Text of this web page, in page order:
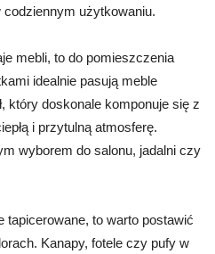
codziennym użytkowaniu.
mebli, to do pomieszczenia
idealnie pasują meble
który doskonale komponuje się z
i przytulną atmosferę.
wyborem do salonu, jadalni czy
tapicerowane, to warto postawić
Kanapy, fotele czy pufy w